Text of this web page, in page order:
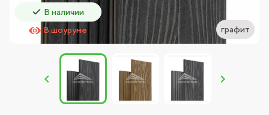
графит
В наличии
В шоуруме